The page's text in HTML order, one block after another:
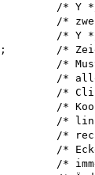
/* Y
/*
/* Y
/*
/*
/*
/*
/*
/*
/*
/*
/*